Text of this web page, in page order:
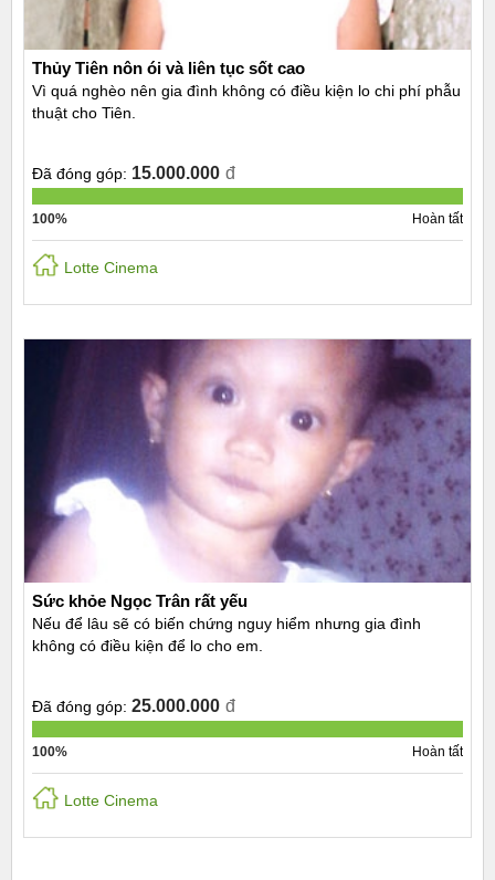
Thủy Tiên nôn ói và liên tục sốt cao
Vì quá nghèo nên gia đình không có điều kiện lo chi phí phẫu
thuật cho Tiên.
Đã đóng góp: 15.000.000 đ
100% Hoàn tất
Lotte Cinema
Sức khỏe Ngọc Trân rất yếu
Nếu để lâu sẽ có biến chứng nguy hiểm nhưng gia đình
không có điều kiện để lo cho em.
Đã đóng góp: 25.000.000 đ
100% Hoàn tất
Lotte Cinema